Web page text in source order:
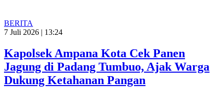
BERITA
7 Juli 2026 | 13:24
Kapolsek Ampana Kota Cek Panen
Jagung di Padang Tumbuo, Ajak Warga
Dukung Ketahanan Pangan